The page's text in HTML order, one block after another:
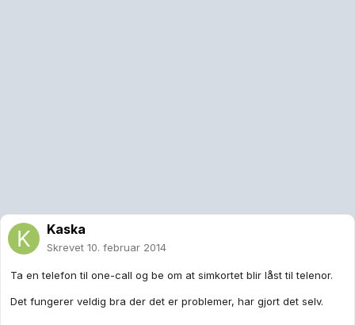
Kaska
Skrevet 10. februar 2014
Ta en telefon til one-call og be om at simkortet blir låst til telenor.
Det fungerer veldig bra der det er problemer, har gjort det selv.